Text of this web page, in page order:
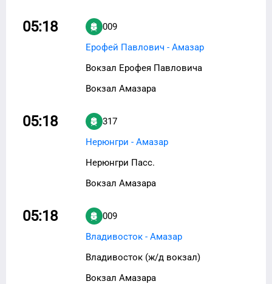
05:18
009
Ерофей Павлович - Амазар
Вокзал Ерофея Павловича
Вокзал Амазара
05:18
317
Нерюнгри - Амазар
Нерюнгри Пасс.
Вокзал Амазара
05:18
009
Владивосток - Амазар
Владивосток (ж/д вокзал)
Вокзал Амазара